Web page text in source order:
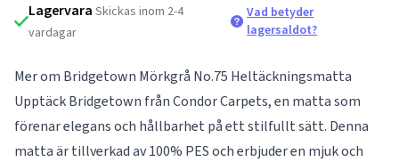
Lagervara Skickas inom 2-4
vardagar
Vad betyder
lagersaldot?
Mer om Bridgetown Mörkgrå No.75 Heltäckningsmatta
Upptäck Bridgetown från Condor Carpets, en matta som
förenar elegans och hållbarhet på ett stilfullt sätt. Denna
matta är tillverkad av 100% PES och erbjuder en mjuk och